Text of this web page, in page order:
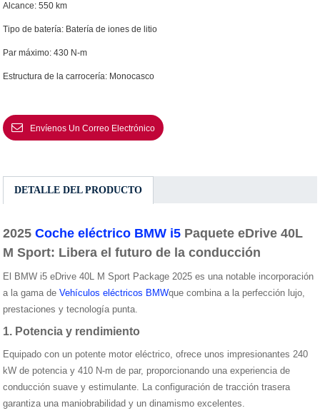
Alcance: 550 km
Tipo de batería: Batería de iones de litio
Par máximo: 430 N-m
Estructura de la carrocería: Monocasco
Envíenos Un Correo Electrónico
DETALLE DEL PRODUCTO
2025Coche eléctrico BMW i5 Paquete eDrive 40L
M Sport: Libera el futuro de la conducción
El BMW i5 eDrive 40L M Sport Package 2025 es una notable incorporación
a la gama deVehículos eléctricos BMWque combina a la perfección lujo,
prestaciones y tecnología punta.
1. Potencia y rendimiento
Equipado con un potente motor eléctrico, ofrece unos impresionantes 240
kW de potencia y 410 N-m de par, proporcionando una experiencia de
conducción suave y estimulante. La configuración de tracción trasera
garantiza una maniobrabilidad y un dinamismo excelentes.